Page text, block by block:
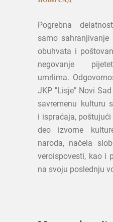
Pogrebna
samo sahranjivanje
obuhvata i
negovanje
umrlima.
JKP "Lisje" Novi
savremenu kulturu
i ispraćaja,
deo izvorne
naroda, načela
veroispovesti, kao i
na svoju poslednju